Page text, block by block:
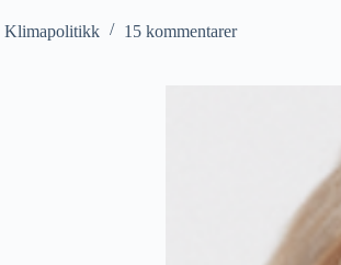
Klimapolitikk 15 kommentarer